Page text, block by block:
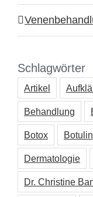
Schlagwörter
Artikel
Behandlung
Botox
Dermatologie
Dr. Christine